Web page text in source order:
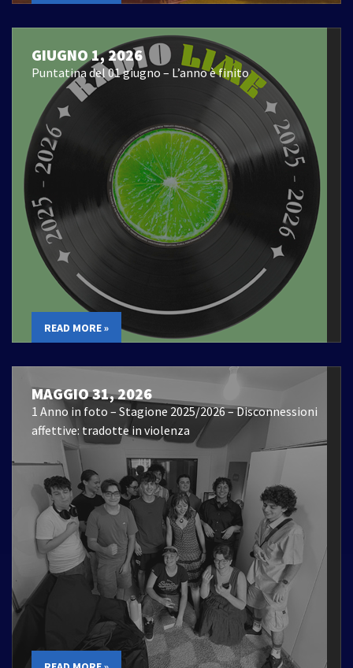
GIUGNO 1, 2026
Puntatina del 01 giugno – L’anno è finito
READ MORE »
MAGGIO 31, 2026
1 Anno in foto – Stagione 2025/2026 – Disconnessioni
affettive: tradotte in violenza